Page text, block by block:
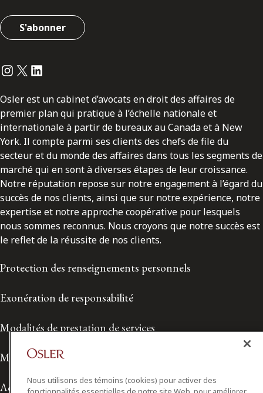
S'abonner
Instagram
Twitter
LinkedIn
Osler est un cabinet d’avocats en droit des affaires de
premier plan qui pratique à l’échelle nationale et
internationale à partir de bureaux au Canada et à New
York. Il compte parmi ses clients des chefs de file du
secteur et du monde des affaires dans tous les segments de
marché qui en sont à diverses étapes de leur croissance.
Notre réputation repose sur notre engagement à l’égard du
succès de nos clients, ainsi que sur notre expérience, notre
expertise et notre approche coopérative pour lesquels
nous sommes reconnus. Nous croyons que notre succès est
le reflet de la réussite de nos clients.
Protection des renseignements personnels
Exonération de responsabilité
Modalités de prestation de services
Modalités d'utilisation
Accessibilité
Nous utilisons des témoins (cookies) pour activer des